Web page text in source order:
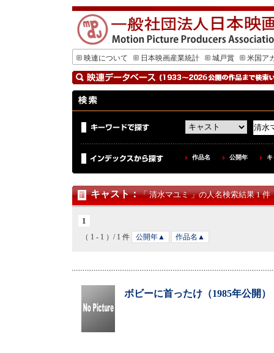
映連について 日本映画産業統計 城戸賞 米国ア
作品名 公開年
キャスト：「 清水マユミ 」の人名検索結果 1 件
1
（ 1 - 1 ）/ 1 件 公開年▲ 作品名▲
ボビーに首ったけ（1985年公開）